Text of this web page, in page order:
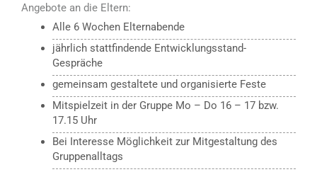
Angebote an die Eltern:
Alle 6 Wochen Elternabende
jährlich stattfindende Entwicklungsstand-
Gespräche
gemeinsam gestaltete und organisierte Feste
Mitspielzeit in der Gruppe Mo – Do 16 – 17 bzw.
17.15 Uhr
Bei Interesse Möglichkeit zur Mitgestaltung des
Gruppenalltags